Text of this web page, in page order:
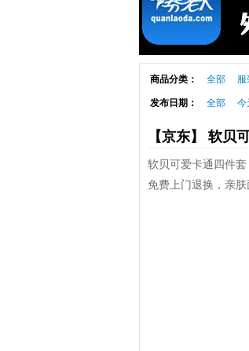
商品分类： 全部 服
发布日期： 全部 今
【京东】 软贝
软贝可爱卡通四件
免费上门退换，亲